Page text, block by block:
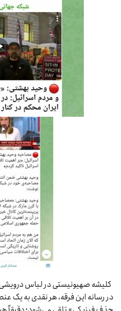
کلیشه صهیونیستی در لباس
در رسانه این فرقه، هر نقدی به یک